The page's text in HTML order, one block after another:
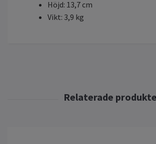
Höjd: 13,7 cm
Vikt: 3,9 kg